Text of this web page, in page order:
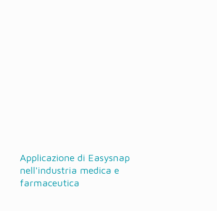
Applicazione di Easysnap
nell'industria medica e
farmaceutica